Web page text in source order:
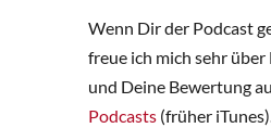
Wenn Dir der Podcast
freue ich mich sehr über
und Deine Bewertung
Podcasts(früher